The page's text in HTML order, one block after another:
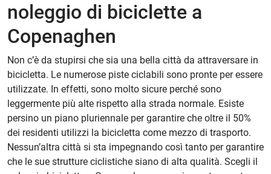
noleggio di biciclette a
Copenaghen
Non c’è da stupirsi che sia una bella città da attraversare in
bicicletta. Le numerose piste ciclabili sono pronte per essere
utilizzate. In effetti, sono molto sicure perché sono
leggermente più alte rispetto alla strada normale. Esiste
persino un piano pluriennale per garantire che oltre il 50%
dei residenti utilizzi la bicicletta come mezzo di trasporto.
Nessun’altra città si sta impegnando così tanto per garantire
che le sue strutture ciclistiche siano di alta qualità. Scegli il